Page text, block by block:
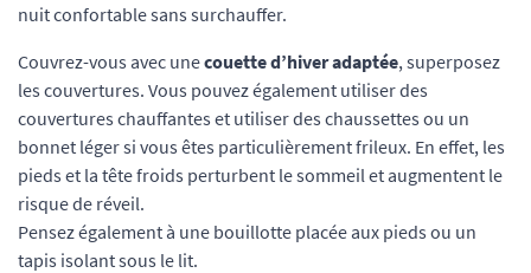
nuit confortable sans surchauffer.
Couvrez-vous avec unecouette d’hiver adaptée, superposez
les couvertures. Vous pouvez également utiliser des
couvertures chauffantes et utiliser des chaussettes ou un
bonnet léger si vous êtes particulièrement frileux. En effet, les
pieds et la tête froids perturbent le sommeil et augmentent le
risque de réveil.
Pensez également à une bouillotte placée aux pieds ou un
tapis isolant sous le lit.